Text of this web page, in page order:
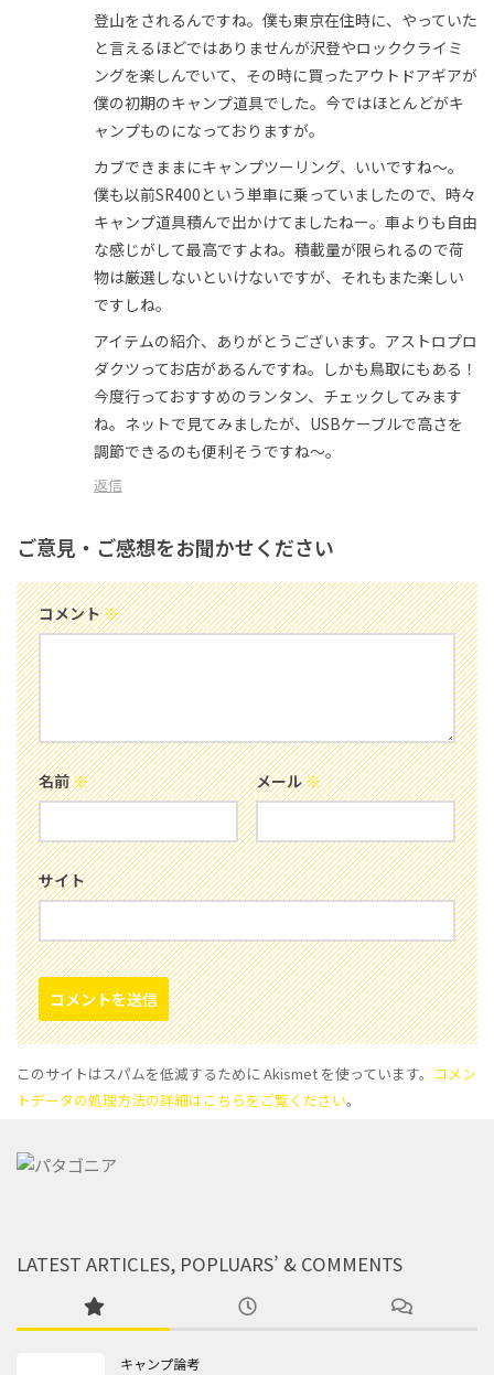
登山をされるんですね。僕も東京在住時に、やっていた
と言えるほどではありませんが沢登やロッククライミ
ングを楽しんでいて、その時に買ったアウトドアギアが
僕の初期のキャンプ道具でした。今ではほとんどがキ
ャンプものになっておりますが。
カブできままにキャンプツーリング、いいですね～。
僕も以前SR400という単車に乗っていましたので、時々
キャンプ道具積んで出かけてましたねー。車よりも自由
な感じがして最高ですよね。積載量が限られるので荷
物は厳選しないといけないですが、それもまた楽しい
ですしね。
アイテムの紹介、ありがとうございます。アストロプロ
ダクツってお店があるんですね。しかも鳥取にもある！
今度行っておすすめのランタン、チェックしてみます
ね。ネットで見てみましたが、USBケーブルで高さを
調節できるのも便利そうですね～。
返信
ご意見・ご感想をお聞かせください
コメント※
名前※ メール※
サイト
このサイトはスパムを低減するために Akismet を使っています。 コメン
トデータの処理方法の詳細はこちらをご覧ください。
LATEST ARTICLES, POPLUARS’ & COMMENTS
キャンプ論考